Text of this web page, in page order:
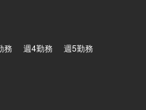
務 週4勤務 週5勤務